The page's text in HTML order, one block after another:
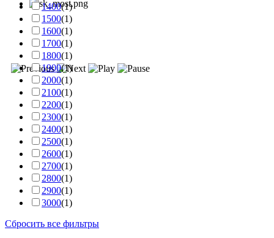
1400(1)
1500(1)
1600(1)
1700(1)
1800(1)
1900(1)
2000(1)
2100(1)
2200(1)
2300(1)
2400(1)
2500(1)
2600(1)
2700(1)
2800(1)
2900(1)
3000(1)
Сбросить все фильтры